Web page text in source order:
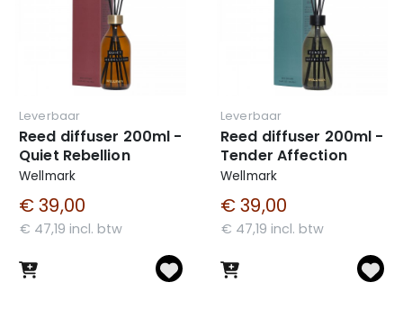
Leverbaar
Reed diffuser 200ml -
Quiet Rebellion
Wellmark
€ 39,00
€ 47,19 incl. btw
Leverbaar
Reed diffuser 200ml -
Tender Affection
Wellmark
€ 39,00
€ 47,19 incl. btw